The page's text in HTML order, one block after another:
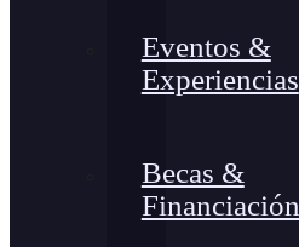
Eventos &
Experiencias
Becas &
Financiación